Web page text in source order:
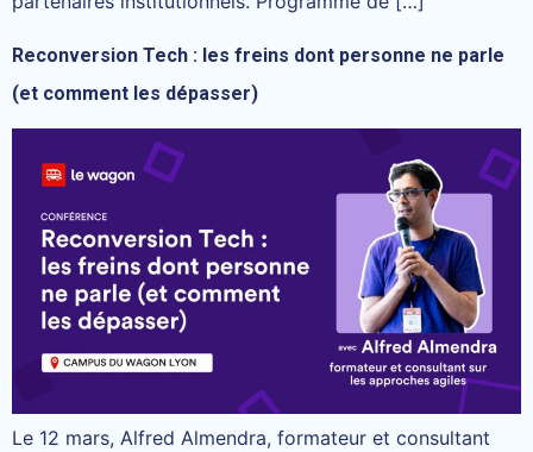
Reconversion Tech : les freins dont personne ne parle
(et comment les dépasser)
Le 12 mars, Alfred Almendra, formateur et consultant